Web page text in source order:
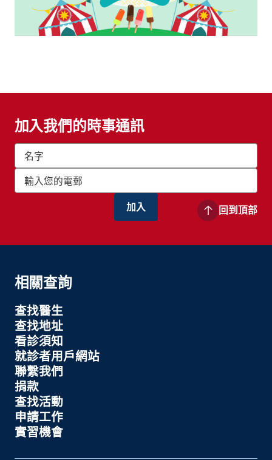
加入我們的時事通訊
回到頂部
相關查詢
查找醫生
查找地址
看診須知
就診者用戶網站
聯繫我們
捐款
查找活動
申請工作
實習機會